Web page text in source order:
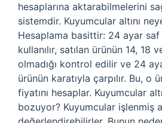
hesaplarına aktarabilmelerini
sistemdir. Kuyumcular altını
Hesaplama basittir: 24 ayar saf
kullanılır, satılan ürünün 14, 18
olmadığı kontrol edilir ve 24
ürünün karatıyla çarpılır. Bu, o
fiyatını hesaplar. Kuyumcular
bozuyor? Kuyumcular işlenmiş